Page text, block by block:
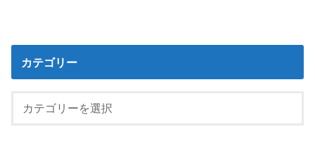
カテゴリー